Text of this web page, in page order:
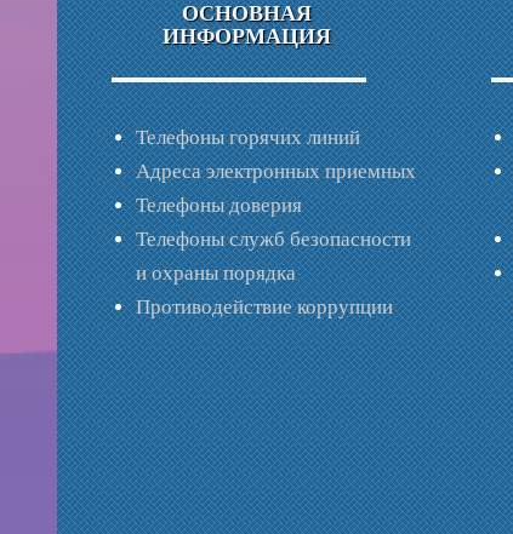
ОСНОВНАЯ
ИНФОРМАЦИЯ
Телефоны горячих линий
Адреса электронных приемных
Телефоны доверия
Телефоны служб безопасности
и охраны порядка
Противодействие коррупции